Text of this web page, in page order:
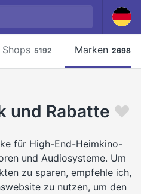
Shops 5192 Marken 2698
und Rabatte
für High-End-Heimkino-
und Audiosysteme. Um
zu sparen, empfehle ich,
zu nutzen, um den